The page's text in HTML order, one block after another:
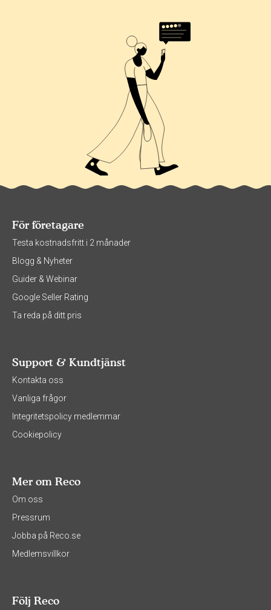
För företagare
Testa kostnadsfritt i 2 månader
Blogg & Nyheter
Guider & Webinar
Google Seller Rating
Ta reda på ditt pris
Support & Kundtjänst
Kontakta oss
Vanliga frågor
Integritetspolicy medlemmar
Cookiepolicy
Mer om Reco
Om oss
Pressrum
Jobba på Reco.se
Medlemsvillkor
Följ Reco